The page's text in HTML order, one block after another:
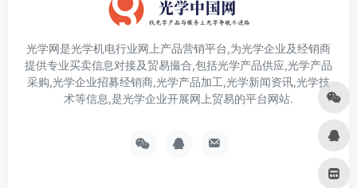
光学网是光学机电行业网上产品营销平台,为光学企业及经销商
提供专业买卖信息对接及贸易撮合,包括光学产品供应,光学产品
采购,光学企业招募经销商,光学产品加工,光学新闻资讯,光学技
术等信息,是光学企业开展网上贸易的平台网站.